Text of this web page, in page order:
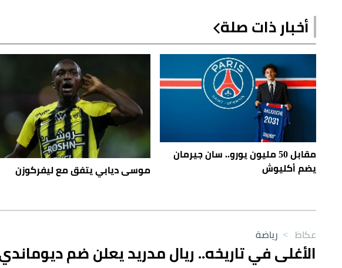
أخبار ذات صلة
مقابل 50 مليون يورو.. سان جيرمان
يضم أكليوش
موسى ديابي يتفق مع ليفركوزن
عكاظ > رياضة
الأغلى في تاريخه.. ريال مدريد يعلن ضم